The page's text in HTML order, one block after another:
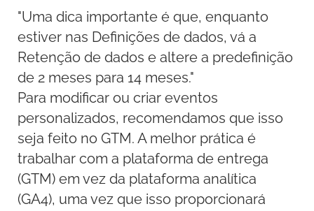
"Uma dica importante é que, enquanto
estiver nas Definições de dados, vá a
Retenção de dados e altere a predefinição
de 2 meses para 14 meses."
Para modificar ou criar eventos
personalizados, recomendamos que isso
seja feito no GTM. A melhor prática é
trabalhar com a plataforma de entrega
(GTM) em vez da plataforma analítica
(GA4), uma vez que isso proporcionará